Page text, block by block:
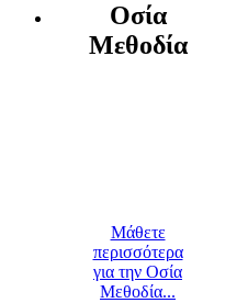
Οσία
Μεθοδία
Μάθετε
περισσότερα
για την Οσία
Μεθοδία...